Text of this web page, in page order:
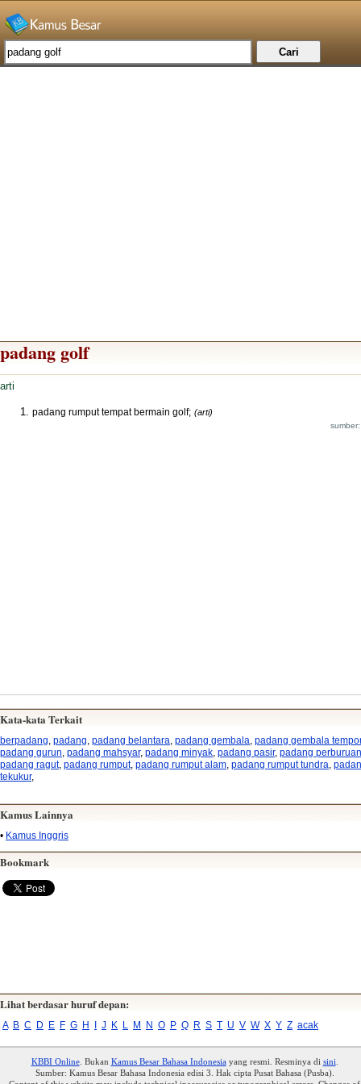
padang golf
arti
padang rumput tempat bermain golf; (arti)
Kata-kata Terkait
berpadang padang padang belantara padang gembala padang gembala
padang gurun padang mahsyar, padang minyak padang pasir, padang perburuan
padang ragut, padang rumput, padang rumput alam padang rumput tundra
tekukur,
Kamus Lainnya
• Kamus Inggris
Bookmark
Lihat berdasar huruf depan:
A B C D E F G H J K L M N O P Q R S T U V W X Y Z acak
KBBI Online. Bukan Kamus Besar Bahasa Indonesiayang resmi. Resminya di sini
Sumber: Kamus Besar Bahasa Indonesia edisi 3. Hak cipta Pusat Bahasa (Pusba).